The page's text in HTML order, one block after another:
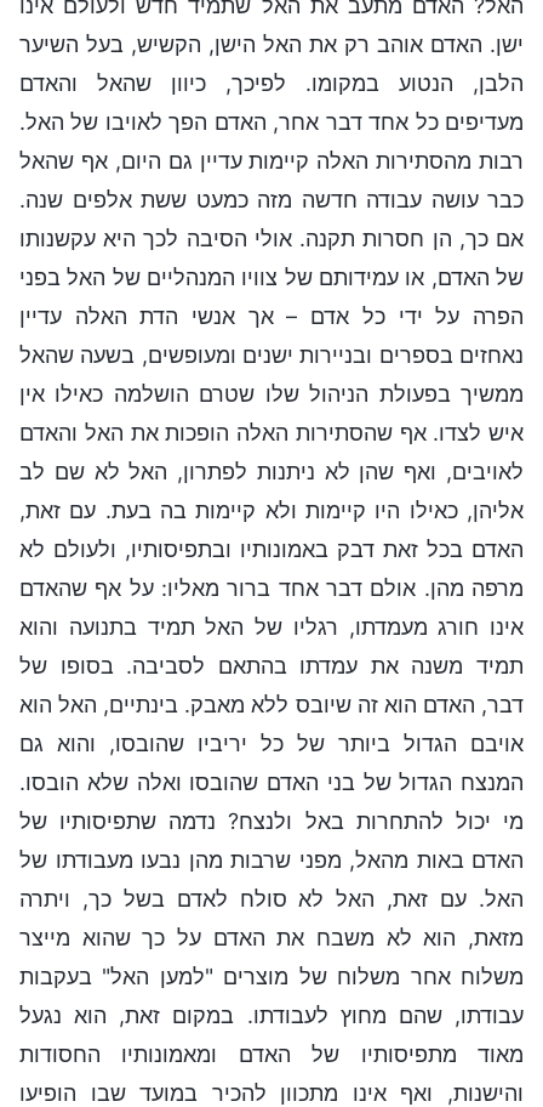
האל? האדם מתעב את האל שתמיד חדש ולעולם אינו
ישן. האדם אוהב רק את האל הישן, הקשיש, בעל השיער
הלבן, הנטוע במקומו. לפיכך, כיוון שהאל והאדם
מעדיפים כל אחד דבר אחר, האדם הפך לאויבו של האל.
רבות מהסתירות האלה קיימות עדיין גם היום, אף שהאל
כבר עושה עבודה חדשה מזה כמעט ששת אלפים שנה.
אם כך, הן חסרות תקנה. אולי הסיבה לכך היא עקשנותו
של האדם, או עמידותם של צוויו המנהליים של האל בפני
הפרה על ידי כל אדם – אך אנשי הדת האלה עדיין
נאחזים בספרים ובניירות ישנים ומעופשים, בשעה שהאל
ממשיך בפעולת הניהול שלו שטרם הושלמה כאילו אין
איש לצדו. אף שהסתירות האלה הופכות את האל והאדם
לאויבים, ואף שהן לא ניתנות לפתרון, האל לא שם לב
אליהן, כאילו היו קיימות ולא קיימות בה בעת. עם זאת,
האדם בכל זאת דבק באמונותיו ובתפיסותיו, ולעולם לא
מרפה מהן. אולם דבר אחד ברור מאליו: על אף שהאדם
אינו חורג מעמדתו, רגליו של האל תמיד בתנועה והוא
תמיד משנה את עמדתו בהתאם לסביבה. בסופו של
דבר, האדם הוא זה שיובס ללא מאבק. בינתיים, האל הוא
אויבם הגדול ביותר של כל יריביו שהובסו, והוא גם
המנצח הגדול של בני האדם שהובסו ואלה שלא הובסו.
מי יכול להתחרות באל ולנצח? נדמה שתפיסותיו של
האדם באות מהאל, מפני שרבות מהן נבעו מעבודתו של
האל. עם זאת, האל לא סולח לאדם בשל כך, ויתרה
מזאת, הוא לא משבח את האדם על כך שהוא מייצר
משלוח אחר משלוח של מוצרים "למען האל" בעקבות
עבודתו, שהם מחוץ לעבודתו. במקום זאת, הוא נגעל
מאוד מתפיסותיו של האדם ומאמונותיו החסודות
והישנות, ואף אינו מתכוון להכיר במועד שבו הופיעו